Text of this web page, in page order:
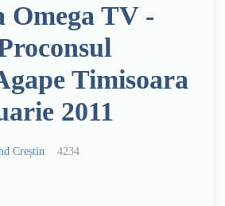
Omega TV -
Timisoara
2011
Creștin 4234